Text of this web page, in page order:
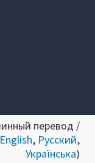
перевод /
English, Русский,
Українська)